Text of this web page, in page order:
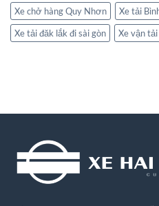
Xe chở hàng Quy Nhơn
Xe tải
Xe tải đăk lắk đi sài gòn
Xe vận